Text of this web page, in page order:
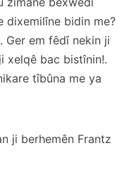
dixemilîne bidin me?
Ger em fêdî nekin ji
xelqê bac bistînin!.
tîbûna me ya
ji berhemên Frantz